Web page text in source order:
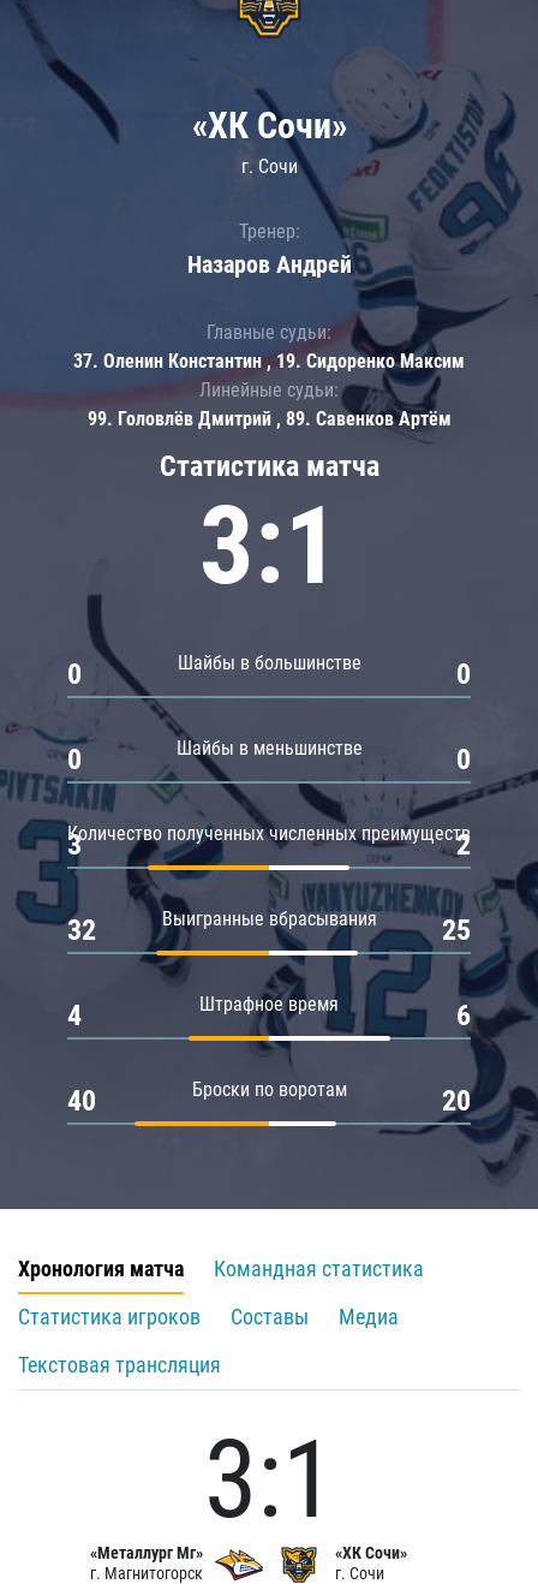
Статистика матча
3:1
Шайбы в большинстве
0 0
Шайбы в меньшинстве
0 0
Количество полученных численных преимуществ
3 2
Выигранные вбрасывания
32 25
Штрафное время
4 6
Броски по воротам
40 20
«ХК Сочи»
г. Сочи
Тренер:
Назаров Андрей
Главные судьи:
37. Оленин Константин , 19. Сидоренко Максим
Линейные судьи:
99. Головлёв Дмитрий , 89. Савенков Артём
Хронология матча
Командная статистика
Статистика игроков
Составы
Медиа
Текстовая трансляция
«Металлург Мг»
г. Магнитогорск
3:1
«ХК Сочи»
г. Сочи